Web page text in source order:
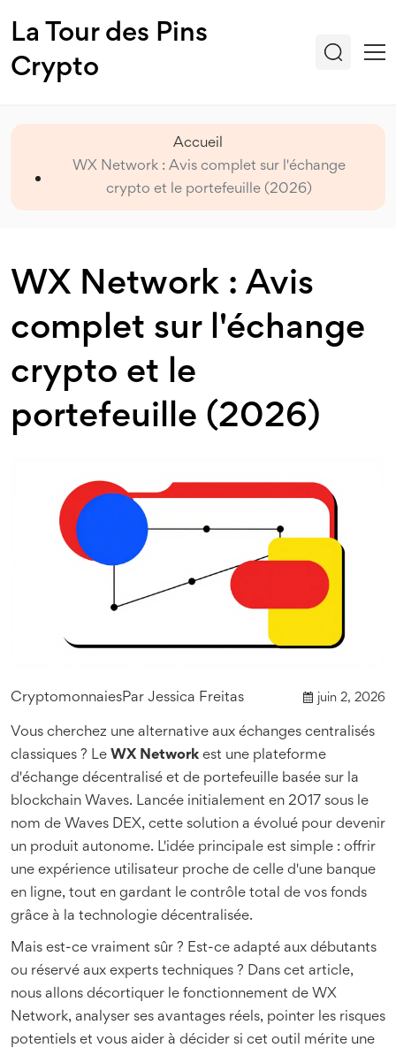
La Tour des Pins
Crypto
Accueil
WX Network : Avis complet sur l'échange
crypto et le portefeuille (2026)
WX Network : Avis
complet sur l'échange
crypto et le
portefeuille (2026)
CryptomonnaiesPar Jessica Freitas juin 2, 2026
Vous cherchez une alternative aux échanges centralisés
classiques ? Le WX Network est une plateforme
d'échange décentralisé et de portefeuille basée sur la
blockchain Waves. Lancée initialement en 2017 sous le
nom de Waves DEX, cette solution a évolué pour devenir
un produit autonome. L'idée principale est simple : offrir
une expérience utilisateur proche de celle d'une banque
en ligne, tout en gardant le contrôle total de vos fonds
grâce à la technologie décentralisée.
Mais est-ce vraiment sûr ? Est-ce adapté aux débutants
ou réservé aux experts techniques ? Dans cet article,
nous allons décortiquer le fonctionnement de WX
Network, analyser ses avantages réels, pointer les risques
potentiels et vous aider à décider si cet outil mérite une